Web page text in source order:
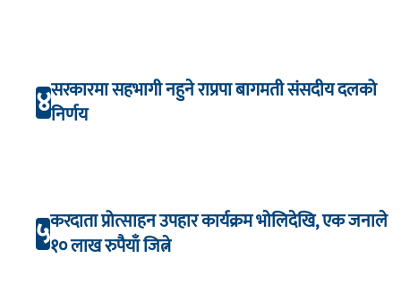
४सरकारमा सहभागी नहुने राप्रपा बागमती संसदीय दलको
निर्णय
५करदाता प्रोत्साहन उपहार कार्यक्रम भाेलिदेखि, एक जनाले
१० लाख रुपैयाँ जित्ने